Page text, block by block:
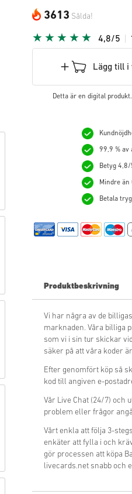
3613 Sålda!
4,8/5
Lägg till
Detta är en digital
99,9 % av
Betyg
Mindre
Betala
Produktbeskrivning
Vi har några av de
marknaden. Våra billiga
som vi i sin tur skickar
säker på att våra koder
Efter genomfört köp så
kod till angiven e-
Vår Live Chat (24/7) och
problem eller frågor
Vårt enkla att följa 3-
enkäter att fylla i och
gör processen att köpa
livecards.net snabb och